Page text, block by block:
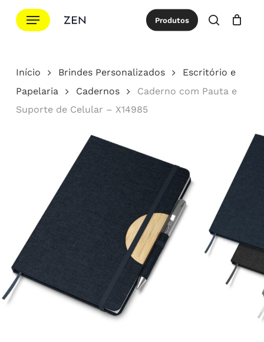
para
principal
Menu Produtos
procurar
Cotação Close
Início Brindes Personalizados
Escritório e
Papelaria
Cadernos
Caderno com Pauta e
Suporte de Celular – X14985